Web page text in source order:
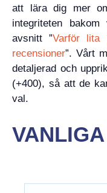
att lära dig mer
integriteten
avsnitt ”Varför lita
recensioner”. Vårt
detaljerad och
(+400), så att de
val.